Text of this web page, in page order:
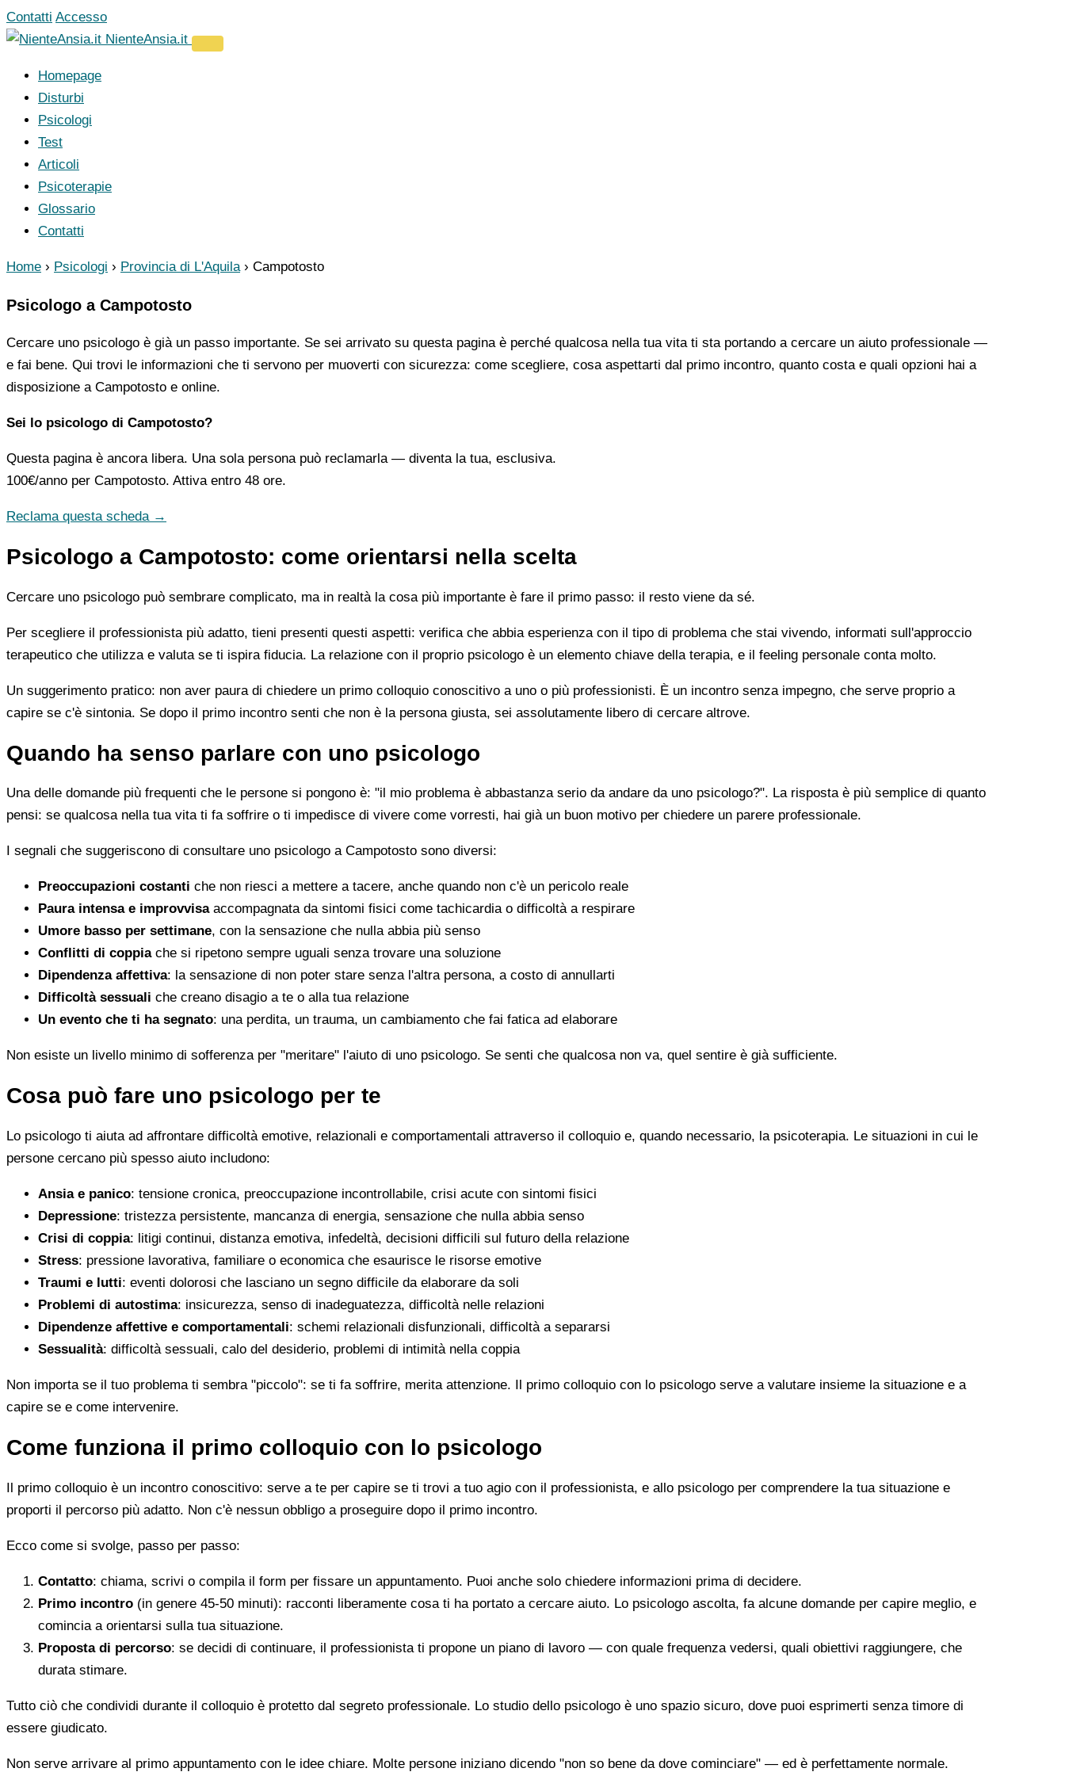
Vai
al
Contatti Accesso
NienteAnsia.it
Homepage
Disturbi
Psicologi
Test
Articoli
Psicoterapie
Glossario
Contatti
Home › Psicologi › Provincia di L'Aquila › Campotosto
Psicologo a Campotosto
Cercare uno psicologo è già un passo importante. Se sei arrivato su questa pagina è perché qualcosa nella tua vita ti sta portando a cercare un aiuto professionale —
e fai bene. Qui trovi le informazioni che ti servono per muoverti con sicurezza: come scegliere, cosa aspettarti dal primo incontro, quanto costa e quali opzioni hai a
disposizione a Campotosto e online.
Sei lo psicologo di Campotosto?
Questa pagina è ancora libera. Una sola persona può reclamarla — diventa la tua, esclusiva.
100€/anno per Campotosto. Attiva entro 48 ore.
Reclama questa scheda →
Psicologo a Campotosto: come orientarsi nella scelta
Cercare uno psicologo può sembrare complicato, ma in realtà la cosa più importante è fare il primo passo: il resto viene da sé.
Per scegliere il professionista più adatto, tieni presenti questi aspetti: verifica che abbia esperienza con il tipo di problema che stai vivendo, informati sull'approccio
terapeutico che utilizza e valuta se ti ispira fiducia. La relazione con il proprio psicologo è un elemento chiave della terapia, e il feeling personale conta molto.
Un suggerimento pratico: non aver paura di chiedere un primo colloquio conoscitivo a uno o più professionisti. È un incontro senza impegno, che serve proprio a
capire se c'è sintonia. Se dopo il primo incontro senti che non è la persona giusta, sei assolutamente libero di cercare altrove.
Quando ha senso parlare con uno psicologo
Una delle domande più frequenti che le persone si pongono è: "il mio problema è abbastanza serio da andare da uno psicologo?". La risposta è più semplice di quanto
pensi: se qualcosa nella tua vita ti fa soffrire o ti impedisce di vivere come vorresti, hai già un buon motivo per chiedere un parere professionale.
I segnali che suggeriscono di consultare uno psicologo a Campotosto sono diversi:
Preoccupazioni costanti che non riesci a mettere a tacere, anche quando non c'è un pericolo reale
Paura intensa e improvvisaaccompagnata da sintomi fisici come tachicardia o difficoltà a respirare
Umore basso per settimane, con la sensazione che nulla abbia più senso
Conflitti di coppiache si ripetono sempre uguali senza trovare una soluzione
Dipendenza affettiva: la sensazione di non poter stare senza l'altra persona, a costo di annullarti
Difficoltà sessuali che creano disagio a te o alla tua relazione
Un evento che ti ha segnato: una perdita, un trauma, un cambiamento che fai fatica ad elaborare
Non esiste un livello minimo di sofferenza per "meritare" l'aiuto di uno psicologo. Se senti che qualcosa non va, quel sentire è già sufficiente.
Cosa può fare uno psicologo per te
Lo psicologo ti aiuta ad affrontare difficoltà emotive, relazionali e comportamentali attraverso il colloquio e, quando necessario, la psicoterapia. Le situazioni in cui le
persone cercano più spesso aiuto includono:
Ansia e panico: tensione cronica, preoccupazione incontrollabile, crisi acute con sintomi fisici
Depressione: tristezza persistente, mancanza di energia, sensazione che nulla abbia senso
Crisi di coppia: litigi continui, distanza emotiva, infedeltà, decisioni difficili sul futuro della relazione
Stress: pressione lavorativa, familiare o economica che esaurisce le risorse emotive
Traumi e lutti: eventi dolorosi che lasciano un segno difficile da elaborare da soli
Problemi di autostima: insicurezza, senso di inadeguatezza, difficoltà nelle relazioni
Dipendenze affettive e comportamentali: schemi relazionali disfunzionali, difficoltà a separarsi
Sessualità: difficoltà sessuali, calo del desiderio, problemi di intimità nella coppia
Non importa se il tuo problema ti sembra "piccolo": se ti fa soffrire, merita attenzione. Il primo colloquio con lo psicologo serve a valutare insieme la situazione e a
capire se e come intervenire.
Come funziona il primo colloquio con lo psicologo
Il primo colloquio è un incontro conoscitivo: serve a te per capire se ti trovi a tuo agio con il professionista, e allo psicologo per comprendere la tua situazione e
proporti il percorso più adatto. Non c'è nessun obbligo a proseguire dopo il primo incontro.
Ecco come si svolge, passo per passo:
Contatto: chiama, scrivi o compila il form per fissare un appuntamento. Puoi anche solo chiedere informazioni prima di decidere.
Primo incontro (in genere 45-50 minuti): racconti liberamente cosa ti ha portato a cercare aiuto. Lo psicologo ascolta, fa alcune domande per capire meglio, e
comincia a orientarsi sulla tua situazione.
Proposta di percorso: se decidi di continuare, il professionista ti propone un piano di lavoro — con quale frequenza vedersi, quali obiettivi raggiungere, che
durata stimare.
Tutto ciò che condividi durante il colloquio è protetto dal segreto professionale. Lo studio dello psicologo è uno spazio sicuro, dove puoi esprimerti senza timore di
essere giudicato.
Non serve arrivare al primo appuntamento con le idee chiare. Molte persone iniziano dicendo "non so bene da dove cominciare" — ed è perfettamente normale.